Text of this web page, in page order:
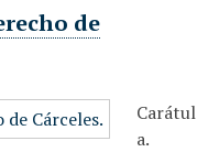
de
Carátul
a.